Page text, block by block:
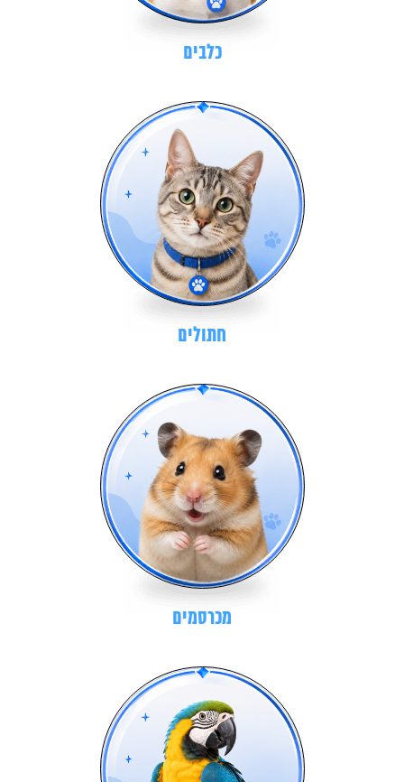
כלבים
חתולים
מכרסמים